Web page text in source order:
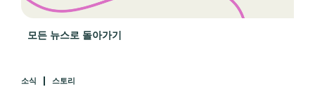
모든 뉴스로 돌아가기
소식 스토리